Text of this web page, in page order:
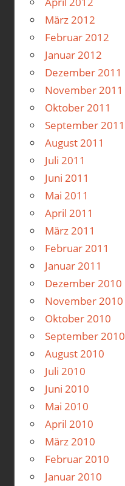
März 2012
Februar 2012
Januar 2012
Dezember 2011
November 2011
Oktober 2011
September 2011
August 2011
Juli 2011
Juni 2011
Mai 2011
April 2011
März 2011
Februar 2011
Januar 2011
Dezember 2010
November 2010
Oktober 2010
September 2010
August 2010
Juli 2010
Juni 2010
Mai 2010
April 2010
März 2010
Februar 2010
Januar 2010